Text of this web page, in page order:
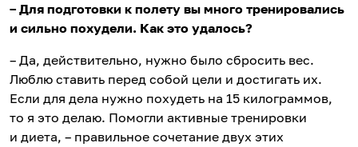
– Для подготовки к полету вы много тренировались
и сильно похудели. Как это удалось?
– Да, действительно, нужно было сбросить вес.
Люблю ставить перед собой цели и достигать их.
Если для дела нужно похудеть на 15 килограммов,
то я это делаю. Помогли активные тренировки
и диета, – правильное сочетание двух этих